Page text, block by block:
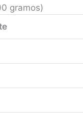
gramos)